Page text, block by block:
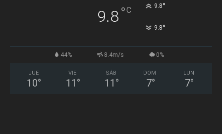
9.8°C 9.8°
9.8°
44% 8.4m/s 0%
JUE
10°
VIE
11 °
SÁB
11 °
DOM
7°
LUN
7°